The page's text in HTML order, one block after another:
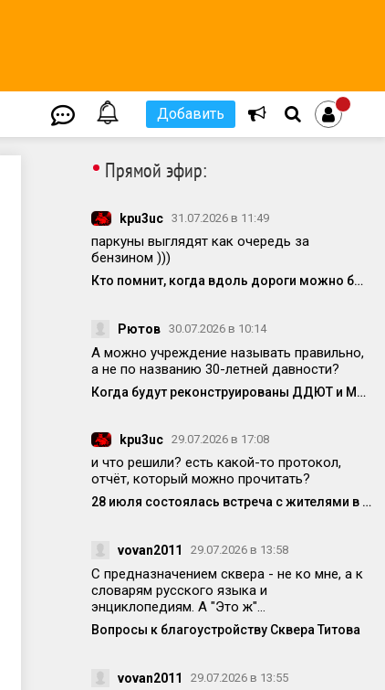
Добавить
• Прямой эфир:
kpu3uc 31.07.2026 в 11:49
паркуны выглядят как очередь за
бензином )))
Кто помнит, когда вдоль дороги можно было спокойно припарковаться?
Рютов 30.07.2026 в 10:14
А можно учреждение называть правильно,
а не по названию 30-летней давности?
Когда будут реконструированы ДДЮТ и МЦ?
kpu3uc 29.07.2026 в 17:08
и что решили? есть какой-то протокол,
отчёт, который можно прочитать?
28 июля состоялась встреча с жителями в формате «выездной администрации»
vovan2011 29.07.2026 в 13:58
С предназначением сквера - не ко мне, а к
словарям русского языка и
энциклопедиям. А "Это ж"...
Вопросы к благоустройству Сквера Титова
vovan2011 29.07.2026 в 13:55